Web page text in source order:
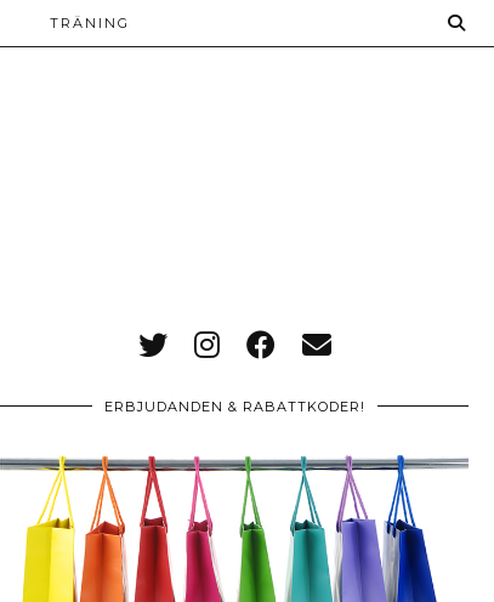
TRÄNING
ERBJUDANDEN & RABATTKODER!